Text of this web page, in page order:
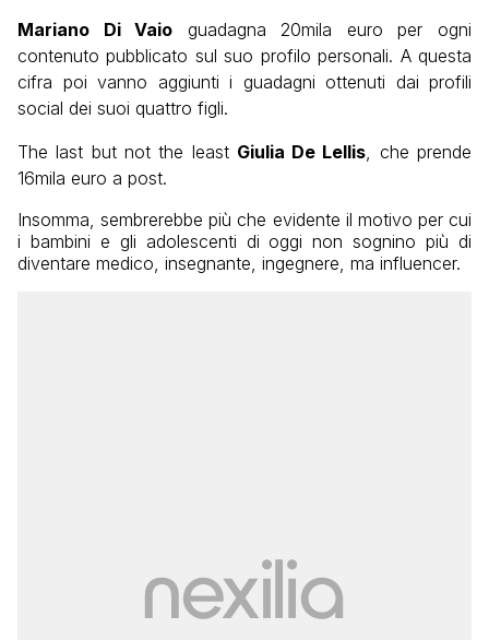
Mariano Di Vaio guadagna 20mila euro per ogni
contenuto pubblicato sul suo profilo personali. A questa
cifra poi vanno aggiunti i guadagni ottenuti dai profili
social dei suoi quattro figli.
The last but not the least Giulia De Lellis, che prende
16mila euro a post.
Insomma, sembrerebbe più che evidente il motivo per cui
i bambini e gli adolescenti di oggi non sognino più di
diventare medico, insegnante, ingegnere, ma influencer.